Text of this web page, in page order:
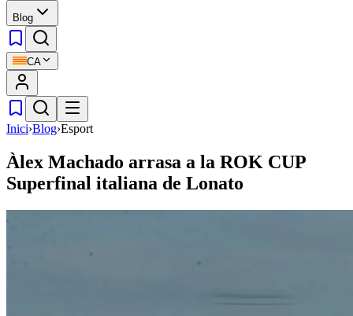
Blog
CA
Inici›Blog›Esport
Àlex Machado arrasa a la ROK CUP
Superfinal italiana de Lonato